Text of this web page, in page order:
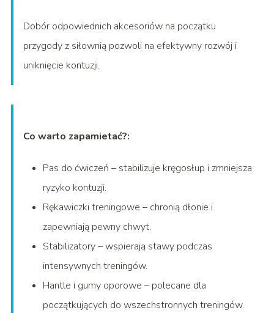
Dobór odpowiednich akcesoriów na początku
przygody z siłownią pozwoli na efektywny rozwój i
uniknięcie kontuzji.
Co warto zapamietać?:
Pas do ćwiczeń – stabilizuje kręgosłup i zmniejsza
ryzyko kontuzji.
Rękawiczki treningowe – chronią dłonie i
zapewniają pewny chwyt.
Stabilizatory – wspierają stawy podczas
intensywnych treningów.
Hantle i gumy oporowe – polecane dla
początkujących do wszechstronnych treningów.